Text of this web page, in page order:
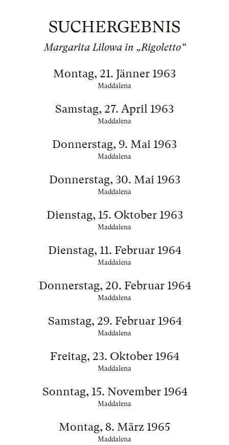
SUCHERGEBNIS
Margarita Lilowa in „Rigoletto“
Montag, 21. Jänner 1963
Maddalena
Samstag, 27. April 1963
Maddalena
Donnerstag, 9. Mai 1963
Maddalena
Donnerstag, 30. Mai 1963
Maddalena
Dienstag, 15. Oktober 1963
Maddalena
Dienstag, 11. Februar 1964
Maddalena
Donnerstag, 20. Februar 1964
Maddalena
Samstag, 29. Februar 1964
Maddalena
Freitag, 23. Oktober 1964
Maddalena
Sonntag, 15. November 1964
Maddalena
Montag, 8. März 1965
Maddalena